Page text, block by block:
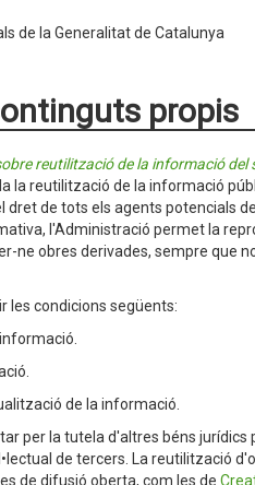
de la Generalitat de Catalunya
propis
reutilització de la informació del
la reutilització de la informació
dret de tots els agents potencials
l'Administració permet la
ne obres derivades, sempre que
les condicions següents:
de la informació.
per la tutela d'altres béns
de tercers. La reutilització
de difusió oberta, com les de